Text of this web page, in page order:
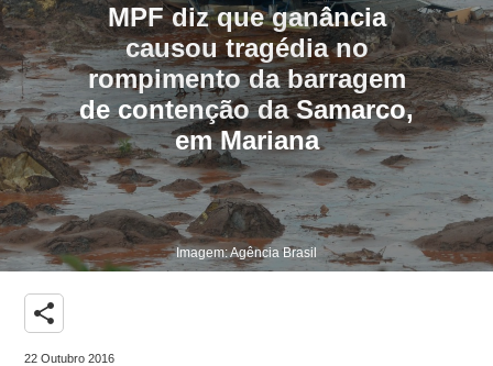
MPF diz que ganância
causou tragédia no
rompimento da barragem
de contenção da Samarco,
em Mariana
Imagem: Agência Brasil
share
22 Outubro 2016